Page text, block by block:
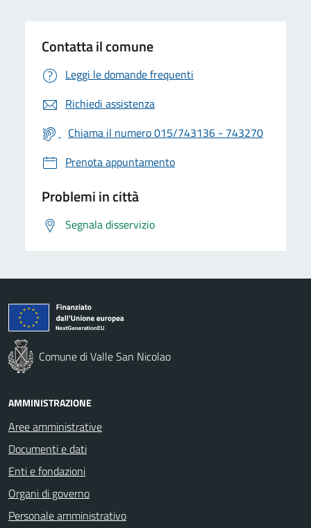
Contatta il comune
Leggi le domande frequenti
Richiedi assistenza
Chiama il numero 015/743136 - 743270
Prenota appuntamento
Problemi in città
Segnala disservizio
Comune di Valle San Nicolao
AMMINISTRAZIONE
Aree amministrative
Documenti e dati
Enti e fondazioni
Organi di governo
Personale amministrativo